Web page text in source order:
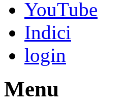
YouTube
Indici
login
Menu